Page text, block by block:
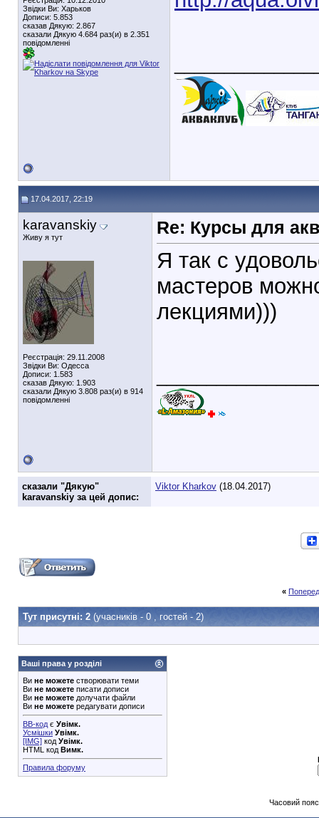
Звідки Ви: Харьков
Дописи: 5.853
сказав Дякую: 2.867
сказали Дякую 4.684 раз(и) в 2.351
повідомленні
17.04.2017, 22:19
karavanskiy
Живу я тут
Реєстрація: 29.11.2008
Звідки Ви: Одесса
Дописи: 1.583
сказав Дякую: 1.903
сказали Дякую 3.808 раз(и) в 914
повідомленні
Re: Курсы для
Я так с
мастеров
лекциями)))
cказали "Дякую"
karavanskiy за цей допис:
Viktor Kharkov (18.04.2017)
«
Тут присутні: 2 (учасників - 0 , гостей - 2)
Ваші права у розділі
Ви не можете створювати теми
Ви не можете писати дописи
Ви не можете долучати файли
Ви не можете редагувати дописи
BB-код є Увімк.
Усмішки Увімк.
[IMG] код Увімк.
HTML код Вимк.
Правила форуму
Часовий